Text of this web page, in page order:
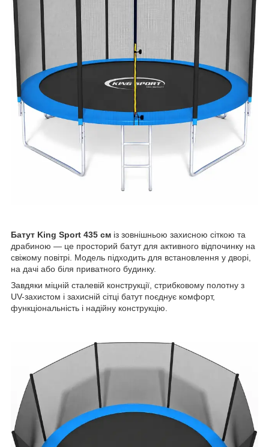
Батут King Sport 435 см із зовнішньою захисною сіткою та
драбиною — це просторий батут для активного відпочинку на
свіжому повітрі. Модель підходить для встановлення у дворі,
на дачі або біля приватного будинку.
Завдяки міцній сталевій конструкції, стрибковому полотну з
UV-захистом і захисній сітці батут поєднує комфорт,
функціональність і надійну конструкцію.